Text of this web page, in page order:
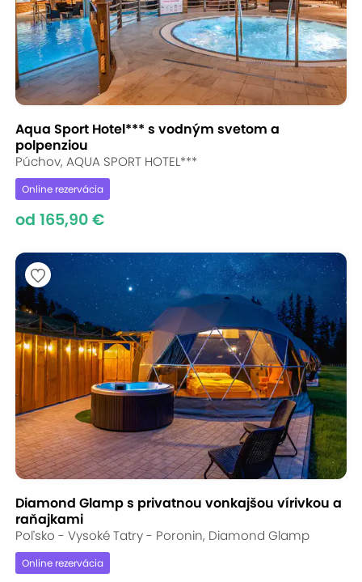
Aqua Sport Hotel*** s vodným svetom a
polpenziou
Púchov, AQUA SPORT HOTEL***
Online rezervácia
od 165,90 €
Diamond Glamp s privatnou vonkajšou vírivkou a
raňajkami
Poľsko - Vysoké Tatry - Poronin, Diamond Glamp
Online rezervácia